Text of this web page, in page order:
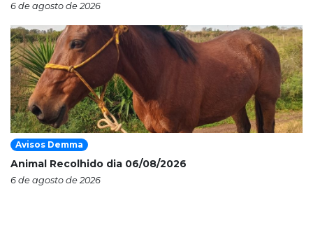
6 de agosto de 2026
Avisos Demma
Animal Recolhido dia 06/08/2026
6 de agosto de 2026